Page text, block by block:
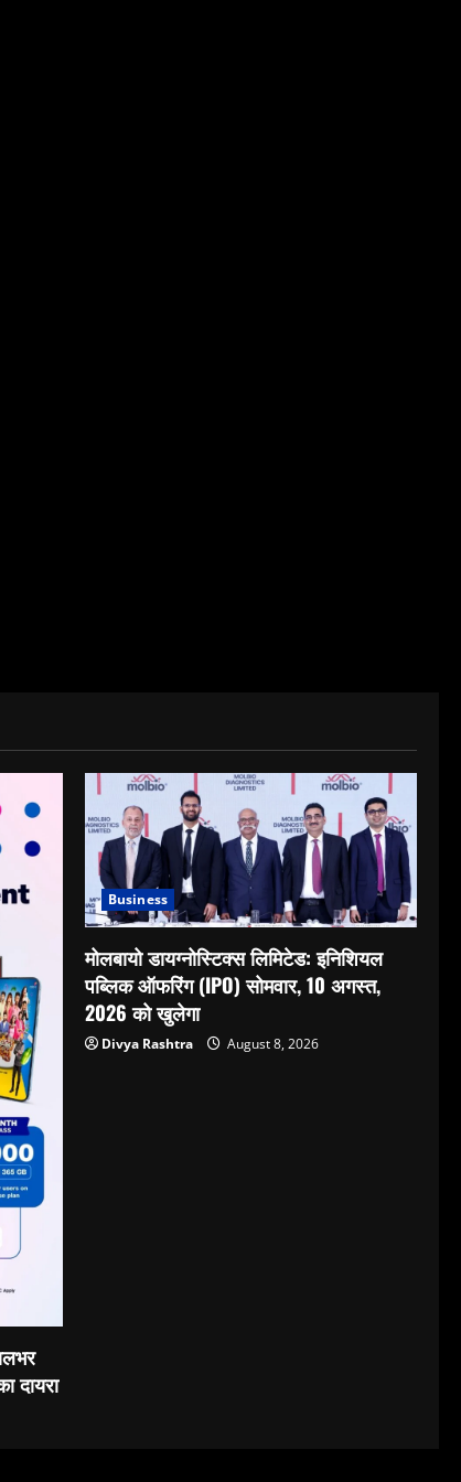
दायरा
Business
मोलबायो डायग्नोस्टिक्स लिमिटेड: इनिशियल
पब्लिक ऑफरिंग (IPO) सोमवार, 10 अगस्त,
2026 को खुलेगा
Divya Rashtra August 8, 2026